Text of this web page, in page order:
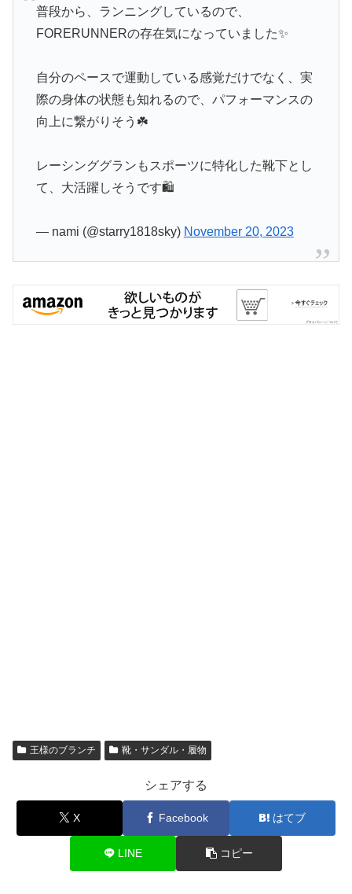
普段から、ランニングしているので、
FORERUNNERの存在気になっていました✨
自分のペースで運動している感覚だけでなく、実
際の身体の状態も知れるので、パフォーマンスの
向上に繋がりそう☘️
レーシンググランもスポーツに特化した靴下とし
て、大活躍しそうです🛍️
— nami (@starry1818sky) November 20, 2023
王様のブランチ 靴・サンダル・履物
シェアする
X Facebook はてブ
LINE コピー